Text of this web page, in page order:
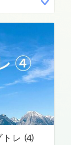
トレ ⑷